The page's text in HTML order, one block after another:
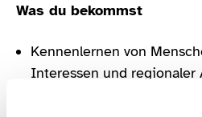
Was du bekommst
Kennenlernen von
Interessen und regionaler
Teamwork, Austausch,